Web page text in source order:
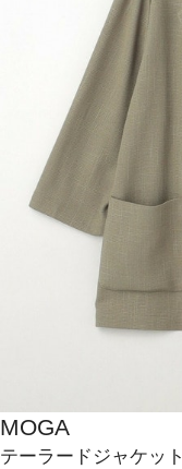
MOGA
テーラードジャケット